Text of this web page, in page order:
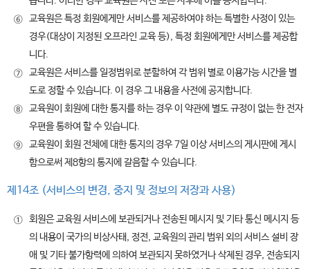
⑥
교육원은 특정 회원에게만 서비스를 제공하여야 하는 특별한 사정이 있는
경우(대상이 지정된 오프라인 교육 등), 특정 회원에게만 서비스를 제공합
니다.
⑦
교육원은 서비스를 일정범위로 분할하여 각 범위 별로 이용가능 시간을 별
도로 정할 수 있습니다. 이 경우 그 내용을 사전에 공지합니다.
⑧
교육원이 회원에 대한 통지를 하는 경우 이 약관에 별도 규정이 없는 한 전자
우편을 통하여 할 수 있습니다.
⑨
교육원이 회원 전체에 대한 통지의 경우 7일 이상 서비스의 게시판에 게시
함으로써 제8항의 통지에 갈음할 수 있습니다.
제14조 (서비스의 변경, 중지 및 정보의 저장과 사용)
①
회원은 교육원 서비스에 보관되거나 전송된 메시지 및 기타 통신 메시지 등
의 내용이 국가의 비상사태, 정전, 교육원의 관리 범위 외의 서비스 설비 장
애 및 기타 불가항력에 의하여 보관되지 못하였거나 삭제된 경우, 전송되지